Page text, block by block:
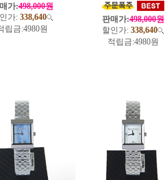
가:498,000원
가: 338,640
립금:4980원
판매가:498,000원
할인가: 338,640
적립금:4980원